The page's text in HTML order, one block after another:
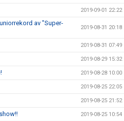
2019-09-01 22:22
av "Super-
2019-08-31 20:18
2019-08-31 07:49
2019-08-29 15:32
2019-08-28 10:00
2019-08-25 22:05
2019-08-25 21:52
2019-08-25 10:54